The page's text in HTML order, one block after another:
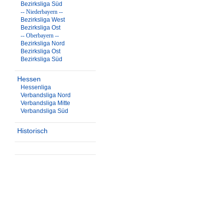
Bezirksliga Süd
-- Niederbayern --
Bezirksliga West
Bezirksliga Ost
-- Oberbayern --
Bezirksliga Nord
Bezirksliga Ost
Bezirksliga Süd
Hessen
Hessenliga
Verbandsliga Nord
Verbandsliga Mitte
Verbandsliga Süd
Historisch